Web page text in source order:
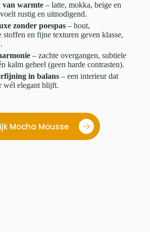
van warmte– latte, mokka, beige en
rustig en uitnodigend.
zonder poespas– hout,
stoffen en fijne texturen geven klasse,
– zachte overgangen, subtiele
kalm geheel (geen harde contrasten).
in balans– een interieur dat
wél elegant blijft.
Mocha Mousse